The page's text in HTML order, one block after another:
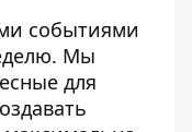
событиями
Мы
для